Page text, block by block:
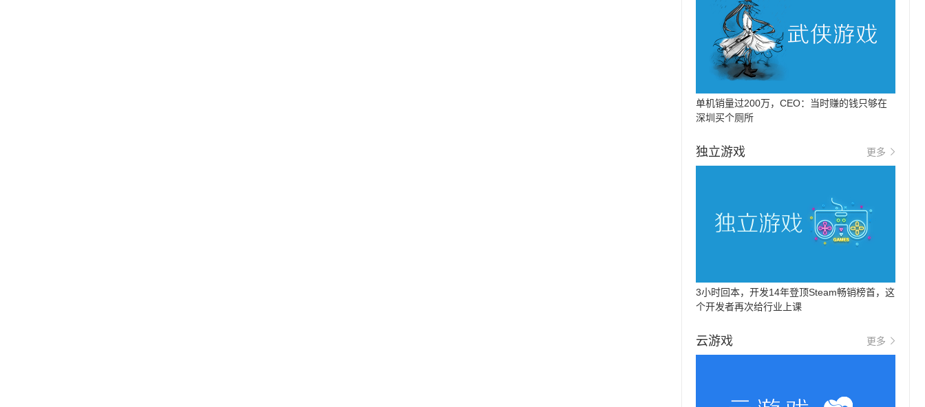
单机销量过200万，CEO：当时赚的钱只够在
深圳买个厕所
独立游戏 更多
3小时回本，开发14年登顶Steam畅销榜首，这
个开发者再次给行业上课
云游戏 更多